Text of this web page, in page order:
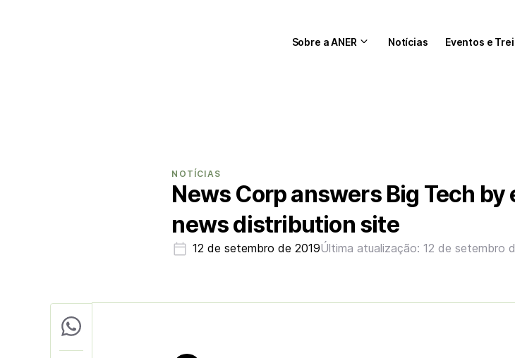
Sobre a ANER Notícias Eventos e
NOTÍCIAS
News Corp answers Big Tech
news distribution site
12 de setembro de 2019Última atualização: 12 de setembro